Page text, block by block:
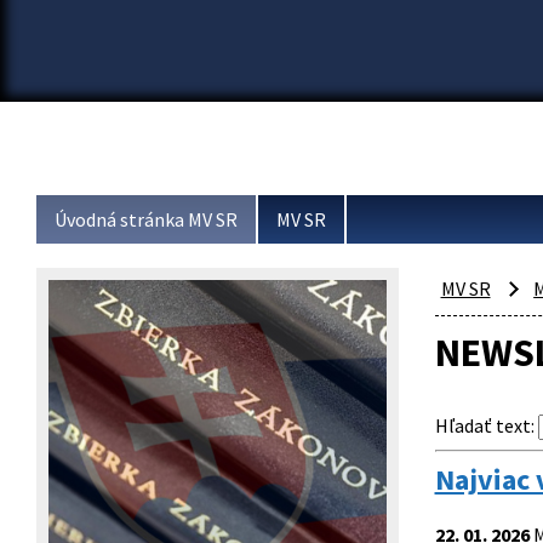
Úvodná stránka MV SR MV SR
MV SR
Hľadať text:
Najviac
22. 01. 2026